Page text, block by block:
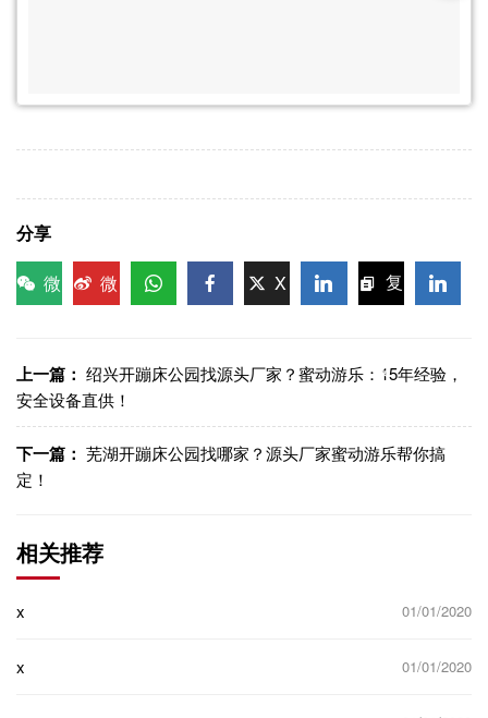
分享
微
微
X
复
接
上一篇： 绍兴开蹦床公园找源头厂家？蜜动游乐：15年经验，
安全设备直供！
下一篇： 芜湖开蹦床公园找哪家？源头厂家蜜动游乐帮你搞
定！
相关推荐
x 01/01/2020
x 01/01/2020